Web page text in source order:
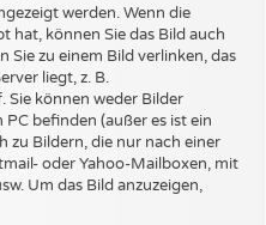
werden. Wenn die
hat, können Sie das Bild auch
Sie zu einem Bild verlinken, das
liegt, z. B.
können weder Bilder
befinden (außer es ist ein
zu Bildern, die nur nach einer
oder Yahoo-Mailboxen, mit
Um das Bild anzuzeigen,